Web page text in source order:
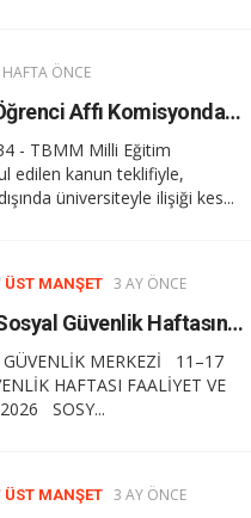
ÖNCE
Üniversitelilere Öğrenci Affı Komisyondan Geçti
- TBMM Milli Eğitim
edilen kanun teklifiyle,
üniversiteyle ilişiği kes...
ÜST MANŞET 3 AY ÖNCE
Unkapanı SGM, Sosyal Güvenlik Haftasına Damga Vurdu
GÜVENLİK MERKEZİ 11–17
HAFTASI FAALİYET VE
SOSY...
ÜST MANŞET 3 AY ÖNCE